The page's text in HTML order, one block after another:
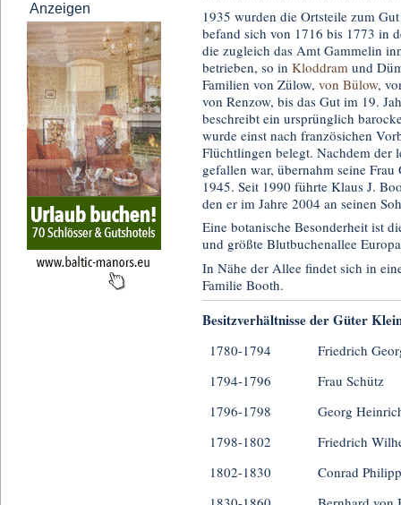
Anzeigen
1935 wurden die Ortsteile zum
befand sich von 1716 bis 1773 in
die zugleich das Amt Gammelin
betrieben, so in Kloddram und
Familien von Zülow, von Bülow,
von Renzow, bis das Gut im 19.
beschreibt ein ursprünglich
wurde einst nach französichen
Flüchtlingen belegt. Nachdem der
gefallen war, übernahm seine
1945. Seit 1990 führte Klaus J.
den er im Jahre 2004 an seinen
Eine botanische Besonderheit ist
und größte Blutbuchenallee
In Nähe der Allee findet sich in
Familie Booth.
Besitzverhältnisse der Güter
1780-1794
Friedrich
1794-1796
Frau Schütz
1796-1798
Georg
1798-1802
Friedrich
1802-1830
Conrad